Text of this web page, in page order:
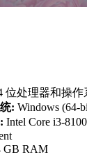
位处理器和操作
: Windows (64-
Intel Core i3-
GB RAM